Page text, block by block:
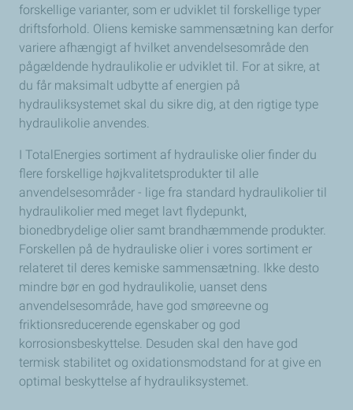
forskellige varianter, som er udviklet til forskellige typer
driftsforhold. Oliens kemiske sammensætning kan derfor
variere afhængigt af hvilket anvendelsesområde den
pågældende hydraulikolie er udviklet til. For at sikre, at
du får maksimalt udbytte af energien på
hydrauliksystemet skal du sikre dig, at den rigtige type
hydraulikolie anvendes.
I TotalEnergies sortiment af hydrauliske olier finder du
flere forskellige højkvalitetsprodukter til alle
anvendelsesområder - lige fra standard hydraulikolier til
hydraulikolier med meget lavt flydepunkt,
bionedbrydelige olier samt brandhæmmende produkter.
Forskellen på de hydrauliske olier i vores sortiment er
relateret til deres kemiske sammensætning. Ikke desto
mindre bør en god hydraulikolie, uanset dens
anvendelsesområde, have god smøreevne og
friktionsreducerende egenskaber og god
korrosionsbeskyttelse. Desuden skal den have god
termisk stabilitet og oxidationsmodstand for at give en
optimal beskyttelse af hydrauliksystemet.